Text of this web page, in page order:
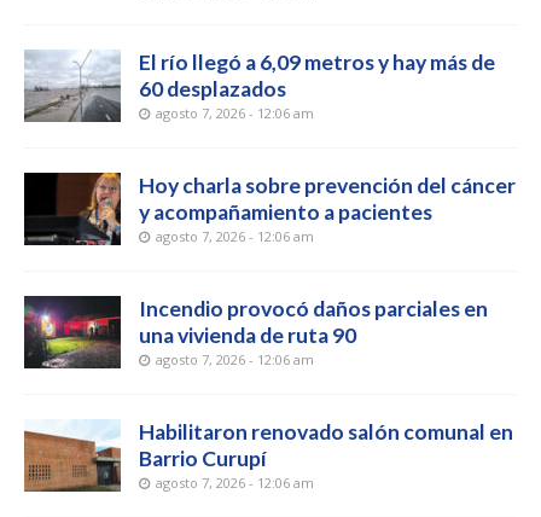
El río llegó a 6,09 metros y hay más de
60 desplazados
agosto 7, 2026 - 12:06 am
Hoy charla sobre prevención del cáncer
y acompañamiento a pacientes
agosto 7, 2026 - 12:06 am
Incendio provocó daños parciales en
una vivienda de ruta 90
agosto 7, 2026 - 12:06 am
Habilitaron renovado salón comunal en
Barrio Curupí
agosto 7, 2026 - 12:06 am